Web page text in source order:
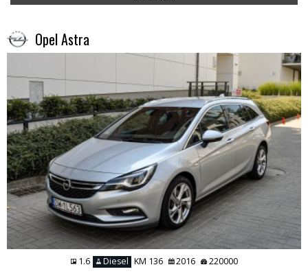
Opel Astra
1.6 Diesel KM 136 2016 220000